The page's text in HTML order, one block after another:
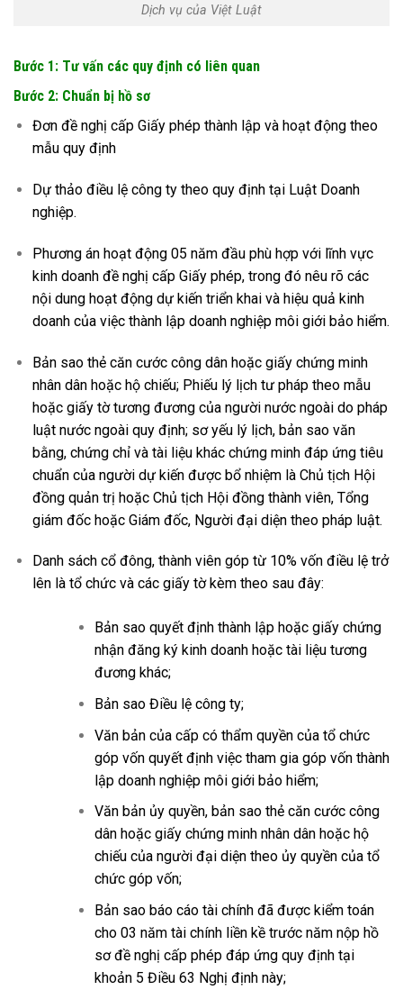
Dịch vụ của Việt Luật
Bước 1: Tư vấn các quy định có liên quan
Bước 2: Chuẩn bị hồ sơ
Đơn đề nghị cấp Giấy phép thành lập và hoạt động theo
mẫu quy định
Dự thảo điều lệ công ty theo quy định tại Luật Doanh
nghiệp.
Phương án hoạt động 05 năm đầu phù hợp với lĩnh vực
kinh doanh đề nghị cấp Giấy phép, trong đó nêu rõ các
nội dung hoạt động dự kiến triển khai và hiệu quả kinh
doanh của việc thành lập doanh nghiệp môi giới bảo hiểm.
Bản sao thẻ căn cước công dân hoặc giấy chứng minh
nhân dân hoặc hộ chiếu; Phiếu lý lịch tư pháp theo mẫu
hoặc giấy tờ tương đương của người nước ngoài do pháp
luật nước ngoài quy định; sơ yếu lý lịch, bản sao văn
bằng, chứng chỉ và tài liệu khác chứng minh đáp ứng tiêu
chuẩn của người dự kiến được bổ nhiệm là Chủ tịch Hội
đồng quản trị hoặc Chủ tịch Hội đồng thành viên, Tổng
giám đốc hoặc Giám đốc, Người đại diện theo pháp luật.
Danh sách cổ đông, thành viên góp từ 10% vốn điều lệ trở
lên là tổ chức và các giấy tờ kèm theo sau đây:
Bản sao quyết định thành lập hoặc giấy chứng
nhận đăng ký kinh doanh hoặc tài liệu tương
đương khác;
Bản sao Điều lệ công ty;
Văn bản của cấp có thẩm quyền của tổ chức
góp vốn quyết định việc tham gia góp vốn thành
lập doanh nghiệp môi giới bảo hiểm;
Văn bản ủy quyền, bản sao thẻ căn cước công
dân hoặc giấy chứng minh nhân dân hoặc hộ
chiếu của người đại diện theo ủy quyền của tổ
chức góp vốn;
Bản sao báo cáo tài chính đã được kiểm toán
cho 03 năm tài chính liền kề trước năm nộp hồ
sơ đề nghị cấp phép đáp ứng quy định tại
khoản 5 Điều 63 Nghị định này;